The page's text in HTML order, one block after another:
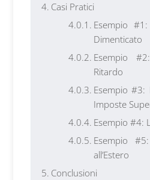
Casi Pratici
Esempio
Dimenticato
Esempio
Ritardo
Esempio
Imposte
Esempio #4:
Esempio
all’Estero
Conclusioni